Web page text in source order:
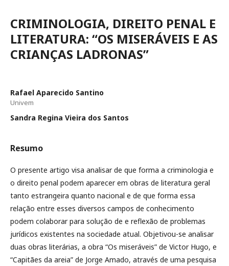
CRIMINOLOGIA, DIREITO PENAL E
LITERATURA: “OS MISERÁVEIS E AS
CRIANÇAS LADRONAS”
Rafael Aparecido Santino
Univem
Sandra Regina Vieira dos Santos
Resumo
O presente artigo visa analisar de que forma a criminologia e
o direito penal podem aparecer em obras de literatura geral
tanto estrangeira quanto nacional e de que forma essa
relação entre esses diversos campos de conhecimento
podem colaborar para solução de e reflexão de problemas
jurídicos existentes na sociedade atual. Objetivou-se analisar
duas obras literárias, a obra “Os miseráveis” de Victor Hugo, e
“Capitães da areia” de Jorge Amado, através de uma pesquisa